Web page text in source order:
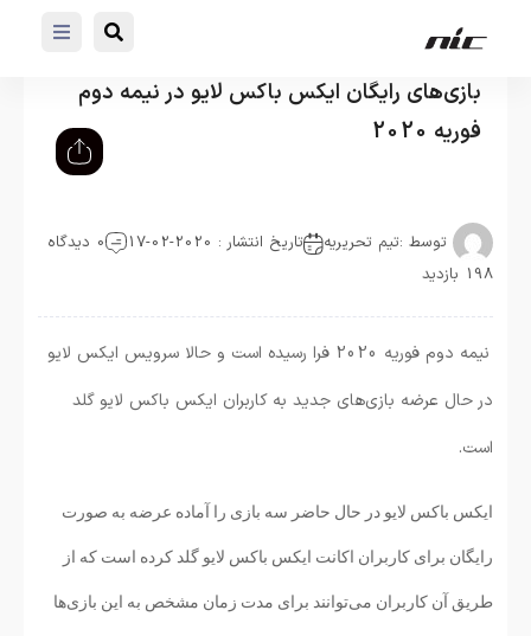
بازی‌های رایگان ایکس باکس لایو در نیمه دوم
فوریه 2020
توسط :تیم تحریریه تاریخ انتشار : 2020-02-17
0 دیدگاه
198 بازدید
نیمه دوم فوریه 2020 فرا رسیده است و حالا سرویس ایکس لایو
در حال عرضه بازی‌های جدید به کاربران ایکس باکس لایو گلد
است.
ایکس باکس لایو در حال حاضر سه بازی را آماده عرضه به صورت
رایگان برای کاربران اکانت ایکس باکس لایو گلد کرده است که از
طریق آن کاربران می‌توانند برای مدت زمان مشخص به این بازی‌ها